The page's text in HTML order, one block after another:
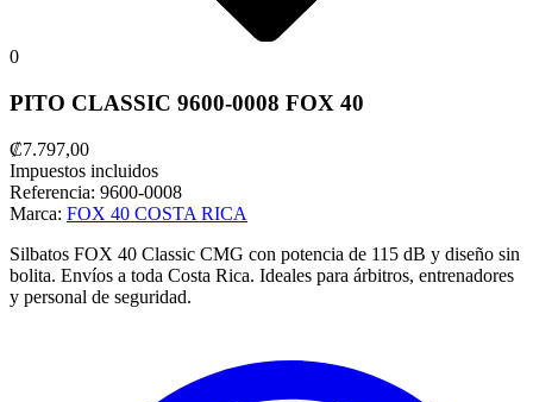
0
PITO CLASSIC 9600-0008 FOX 40
₡7.797,00
Impuestos incluidos
Referencia: 9600-0008
Marca: FOX 40 COSTA RICA
Silbatos FOX 40 Classic CMG con potencia de 115 dB y diseño sin
bolita. Envíos a toda Costa Rica. Ideales para árbitros, entrenadores
y personal de seguridad.